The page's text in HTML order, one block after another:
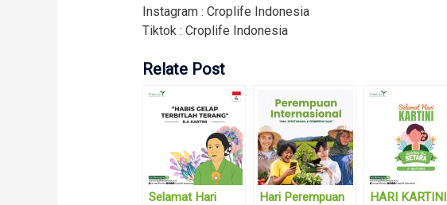
Instagram : Croplife Indonesia
Tiktok : Croplife Indonesia
Relate Post
Selamat Hari
Hari Perempuan
HARI KARTINI